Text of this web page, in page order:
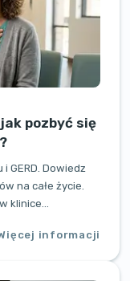
pozbyć się
GERD. Dowiedz
na całe życie.
klinice
informacji